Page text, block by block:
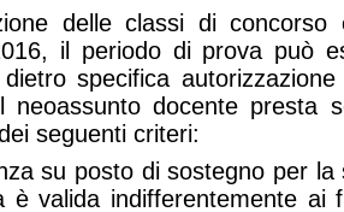
delle classi di concorso
il periodo di prova può
specifica
neoassunto docente presta
seguenti criteri:
posto di sostegno per la
è valida indifferentemente ai